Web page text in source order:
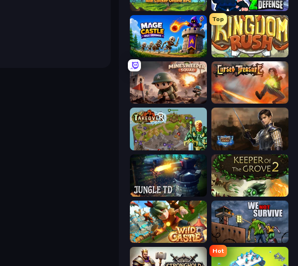
Firestone – Idle Clicker Online RPG World Z Defense - Zombie Defense
Mage Castle Idle Defense
Top
Kingdom Rush
Minesweeper Squad Cursed Treasure
Takeover Battle Arena
Jungle TD Keeper of the Grove 2
Wild Castle TD: Grow Empire We Not Survive
Hot